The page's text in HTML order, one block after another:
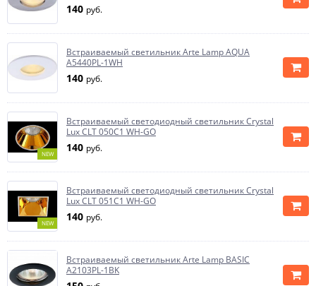
140 руб.
Встраиваемый светильник Arte Lamp AQUA
A5440PL-1WH
140 руб.
NEW
Встраиваемый светодиодный светильник Crystal
Lux CLT 050C1 WH-GO
140 руб.
NEW
Встраиваемый светодиодный светильник Crystal
Lux CLT 051C1 WH-GO
140 руб.
Встраиваемый светильник Arte Lamp BASIC
A2103PL-1BK